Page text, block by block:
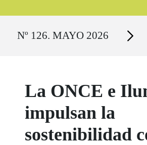
Nº 126. MAYO 2026 Secciones
La ONCE e
impulsan la
sostenibilidad